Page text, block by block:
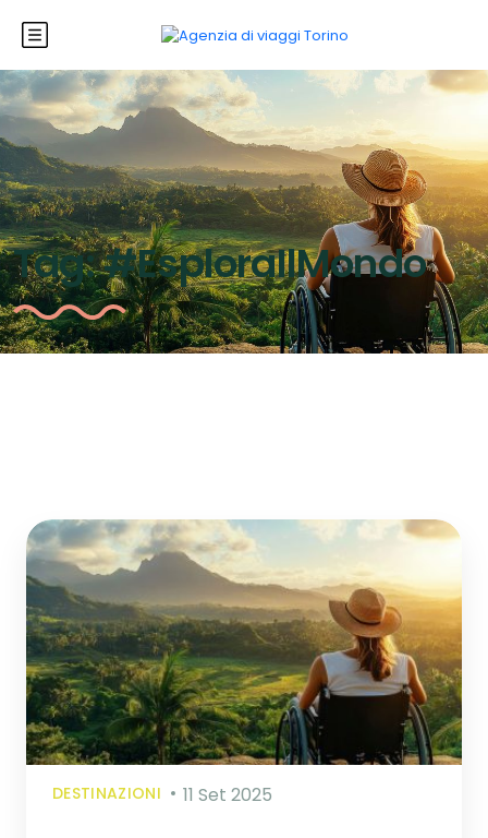
Tag:#EsploraIlMondo
DESTINAZIONI 11 Set 2025